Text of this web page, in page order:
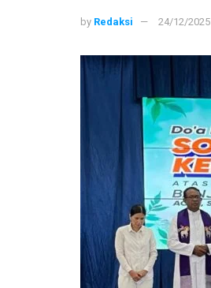
by Redaksi 24/12/2025